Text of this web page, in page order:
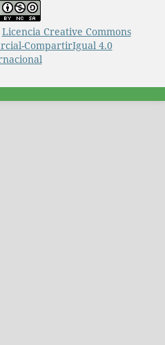
Licencia Creative Commons
CompartirIgual 4.0